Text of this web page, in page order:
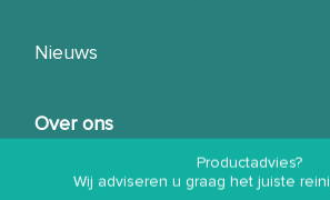
Nieuws
Over ons
Ons team
Productadvies?
Wij adviseren u graag het juiste